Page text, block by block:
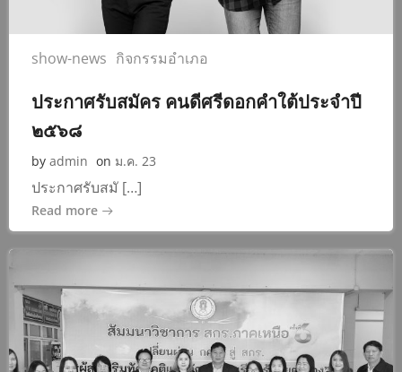
show-news กิจกรรมอำเภอ
ประกาศรับสมัคร คนดีศรีดอกคำใต้ประจำปี
๒๕๖๘
by admin on ม.ค. 23
ประกาศรับสมั […]
Read more